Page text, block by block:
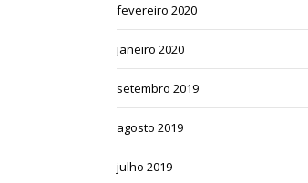
fevereiro 2020
janeiro 2020
setembro 2019
agosto 2019
julho 2019